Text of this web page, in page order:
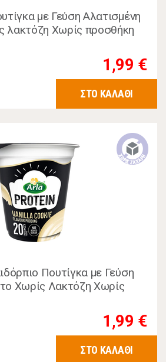
με Γεύση Αλατισμένη
λακτόζη Χωρίς προσθήκη
1,99 €
ΣΤΟ ΚΑΛΑΘΙ
Πουτίγκα με Γεύση
Χωρίς Λακτόζη Χωρίς
1,99 €
ΣΤΟ ΚΑΛΑΘΙ